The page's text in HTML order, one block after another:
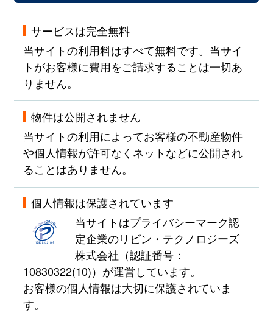
サービスは完全無料
当サイトの利用料はすべて無料です。当サイ
トがお客様に費用をご請求することは一切あ
りません。
物件は公開されません
当サイトの利用によってお客様の不動産物件
や個人情報が許可なくネットなどに公開され
ることはありません。
個人情報は保護されています
当サイトはプライバシーマーク認
定企業のリビン・テクノロジーズ
株式会社（認証番号：
10830322(10)）が運営しています。
お客様の個人情報は大切に保護されていま
す。